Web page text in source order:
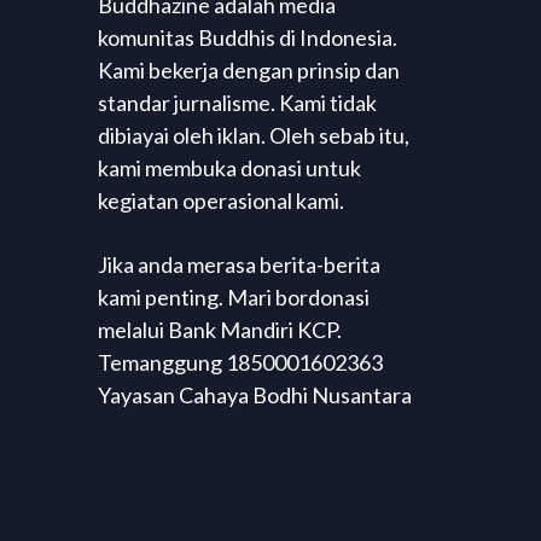
komunitas Buddhis di Indonesia.
Kami bekerja dengan prinsip dan
standar jurnalisme. Kami tidak
dibiayai oleh iklan. Oleh sebab itu,
kami membuka donasi untuk
kegiatan operasional kami.
Jika anda merasa berita-berita
kami penting. Mari bordonasi
melalui Bank Mandiri KCP.
Temanggung 1850001602363
Yayasan Cahaya Bodhi Nusantara